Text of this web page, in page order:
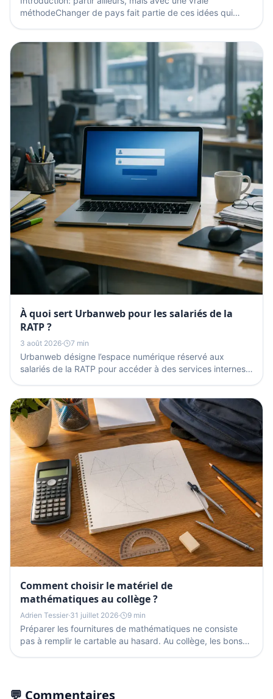
méthodeChanger de pays fait partie de ces idées qui
À quoi sert Urbanweb pour les salariés de la
RATP ?
3 août 2026· 7 min
Urbanweb désigne l’espace numérique réservé aux
salariés de la RATP pour accéder à des services internes,
Comment choisir le matériel de
mathématiques au collège ?
Adrien Tessier·31 juillet 2026· 9 min
Préparer les fournitures de mathématiques ne consiste
pas à remplir le cartable au hasard. Au collège, les bons
💬 Commentaires